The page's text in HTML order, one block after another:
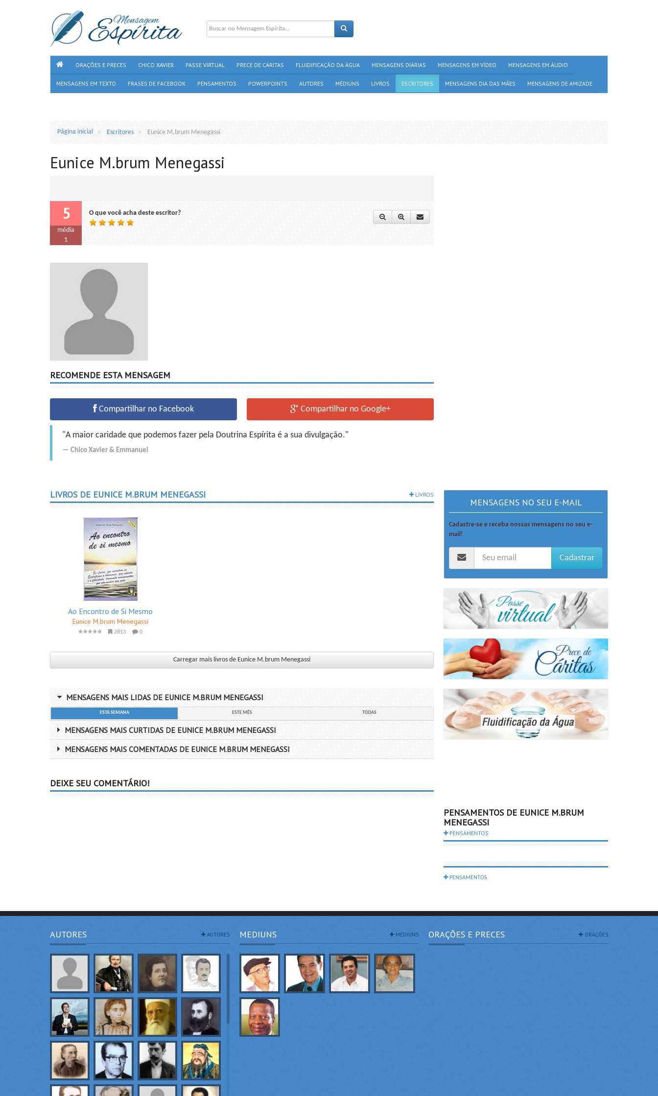
ORAÇÕES E PRECES CHICO XAVIER PASSE VIRTUAL PRECE DE CÁRITAS FLUIDIFICAÇÃO DA ÁGUA MENSAGENS DIÁRIAS MENSAGENS EM VÍDEO MENSAGENS EM ÁUDIO
MENSAGENS EM TEXTO FRASES DE FACEBOOK PENSAMENTOS POWERPOINTS AUTORES MÉDIUNS LIVROS ESCRITORES MENSAGENS DIA DAS MÃES MENSAGENS DE AMIZADE
Página inicial Escritores Eunice M.brum Menegassi
Eunice M.brum Menegassi
5
média
1
O que você acha deste escritor?
RECOMENDE ESTA MENSAGEM
Compartilhar no Facebook Compartilhar no Google+
"A maior caridade que podemos fazer pela Doutrina Espírita é a sua divulgação."
Chico Xavier & Emmanuel
LIVROS DE EUNICE M.BRUM MENEGASSI LIVROS
Ao Encontro de Si Mesmo
Eunice M.brum Menegassi
2813 0
Carregar mais livros de Eunice M.brum Menegassi
MENSAGENS MAIS LIDAS DE EUNICE M.BRUM MENEGASSI
ESTA SEMANA ESTE MÊS TODAS
MENSAGENS MAIS CURTIDAS DE EUNICE M.BRUM MENEGASSI
MENSAGENS MAIS COMENTADAS DE EUNICE M.BRUM MENEGASSI
DEIXE SEU COMENTÁRIO!
MENSAGENS NO SEU E-MAIL
Cadastre-se e receba nossas mensagens no seu e-
mail!
Cadastrar
PENSAMENTOS DE EUNICE M.BRUM
MENEGASSI
PENSAMENTOS
PENSAMENTOS
AUTORES AUTORES MEDIUNS MÉDIUNS ORAÇÕES E PRECES ORAÇÕES